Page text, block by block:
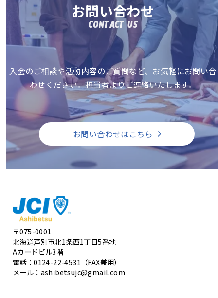
お問い合わせ
CONTACT US
入会のご相談や活動内容のご質問など、お気軽にお問い合
わせください。担当者よりご連絡いたします。
お問い合わせはこちら
〒075-0001
北海道芦別市北1条西1丁目5番地
Aカードビル3階
電話：0124-22-4531（FAX兼用）
メール：ashibetsujc@gmail.com